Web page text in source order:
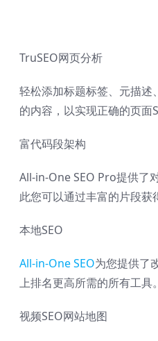
TruSEO网页分析
轻松添加标题标签、元描
的内容，以实现正确的页面
富代码段架构
All-in-One SEO Pro提供了
此您可以通过丰富的片段获
本地SEO
All-in-One SEO为您提供了
上排名更高所需的所有工具。
视频SEO网站地图